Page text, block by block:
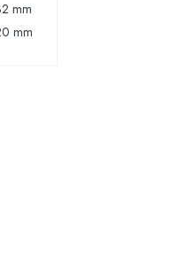
mm
mm